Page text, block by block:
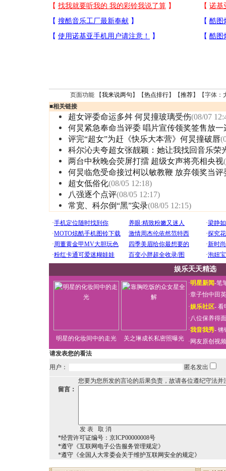
页面功能 【我来说两句 】【热点排行】【推荐】【字体：
■相关链接
超女评委命运多舛 何炅撞玻璃受伤(08/07
何炅紧急奉命当评委 唱片宣传领奖签售放一
评完“超女”为赶《快乐大本营》何炅撞破唇
科尔沁夫夸超女张靓颖：她让我找回音乐荣
两台中秋晚会荧屏打擂 超级女声将亮相央视
何炅临危受命接过柯以敏教鞭 放弃领奖当评
超女低俗化(08/05 12:18)
八强逐个点评(08/05 12:17)
常宽、科尔倒“黑”实录(08/05 12:15)
娱乐天天精选
明星的化妆间中的走光 关之琳成长私密照曝光
·明星新闻-笔
·章子怡中田
·娱乐社区- 看
·八位保养得
·我音我秀- 锵
· 网友原创视
请发表您的看法
用户：
匿名发出
您要为您所发的言论的后果负责，故请各位遵纪守法并
留言：
*经营许可证编号：京ICP00000008号
*遵守《互联网电子公告服务管理规定》
*遵守《全国人大常委会关于维护互联网安全的规定》